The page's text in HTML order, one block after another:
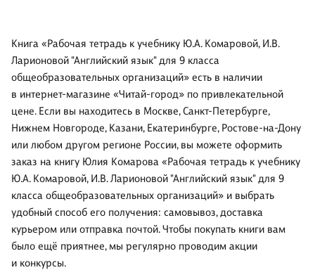
Книга «Рабочая тетрадь к учебнику Ю.А. Комаровой, И.В.
Ларионовой "Английский язык" для 9 класса
общеобразовательных организаций» есть в наличии
в интернет-магазине «Читай-город» по привлекательной
цене. Если вы находитесь в Москве, Санкт-Петербурге,
Нижнем Новгороде, Казани, Екатеринбурге, Ростове-на-Дону
или любом другом регионе России, вы можете оформить
заказ на книгу Юлия Комарова «Рабочая тетрадь к учебнику
Ю.А. Комаровой, И.В. Ларионовой "Английский язык" для 9
класса общеобразовательных организаций» и выбрать
удобный способ его получения: самовывоз, доставка
курьером или отправка почтой. Чтобы покупать книги вам
было ещё приятнее, мы регулярно проводим акции
и конкурсы.